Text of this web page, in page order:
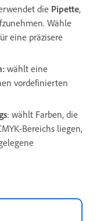
die Pipette,
Wähle
eine präzisere
: wählt eine
vordefinierten
: wählt Farben, die
Bereichs liegen,